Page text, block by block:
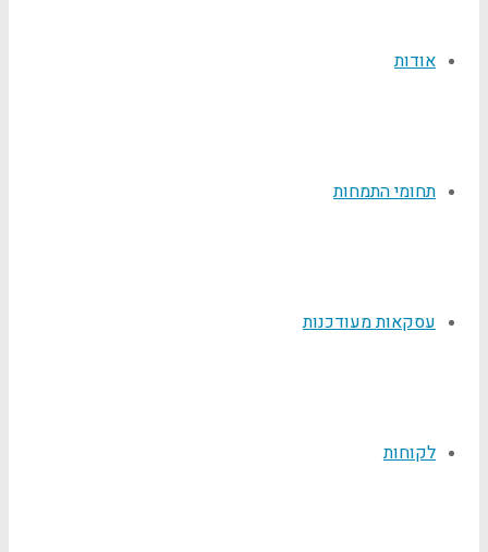
אודות
תחומי התמחות
עסקאות מעודכנות
לקוחות